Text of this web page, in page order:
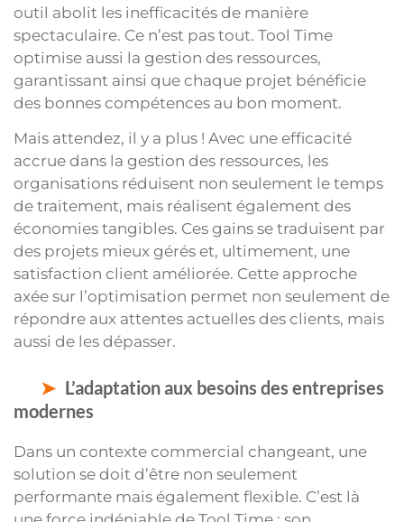
outil abolit les inefficacités de manière
spectaculaire. Ce n’est pas tout. Tool Time
optimise aussi la gestion des ressources,
garantissant ainsi que chaque projet bénéficie
des bonnes compétences au bon moment.
Mais attendez, il y a plus ! Avec une efficacité
accrue dans la gestion des ressources, les
organisations réduisent non seulement le temps
de traitement, mais réalisent également des
économies tangibles. Ces gains se traduisent par
des projets mieux gérés et, ultimement, une
satisfaction client améliorée. Cette approche
axée sur l’optimisation permet non seulement de
répondre aux attentes actuelles des clients, mais
aussi de les dépasser.
L’adaptation aux besoins des entreprises
modernes
Dans un contexte commercial changeant, une
solution se doit d’être non seulement
performante mais également flexible. C’est là